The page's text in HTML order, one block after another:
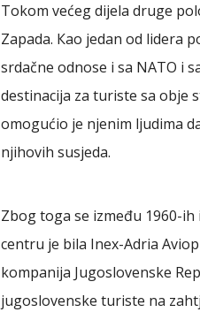
Tokom većeg dijela druge
Zapada. Кao jedan od lidera
srdačne odnose i sa NATO i
destinacija za turiste sa obje
omogućio je njenim ljudima
njihovih susjeda.
Zbog toga se između 1960-
centru je bila Inex-Adria
kompanija Jugoslovenske
jugoslovenske turiste na